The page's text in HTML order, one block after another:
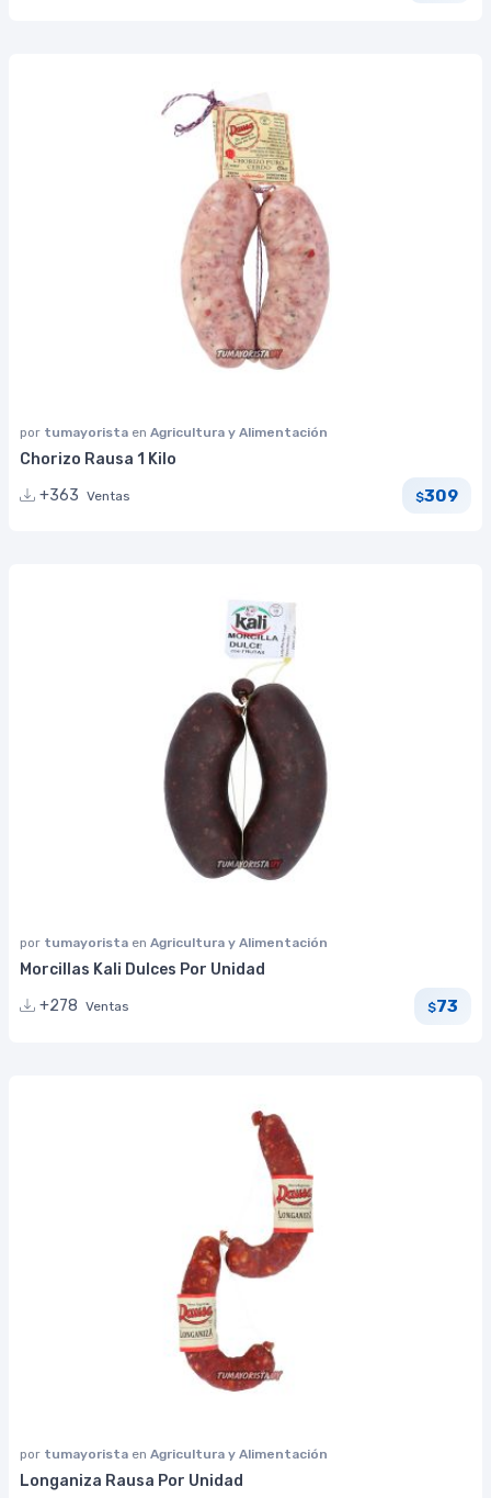
por tumayorista en Agricultura y Alimentación
Chorizo Rausa 1 Kilo
+363 Ventas $309
por tumayorista en Agricultura y Alimentación
Morcillas Kali Dulces Por Unidad
+278 Ventas $73
por tumayorista en Agricultura y Alimentación
Longaniza Rausa Por Unidad